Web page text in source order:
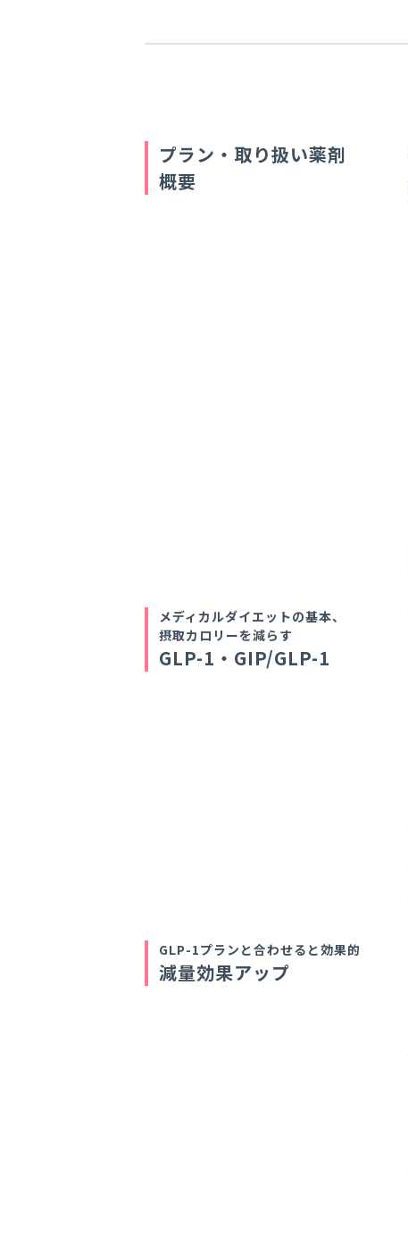
プラン・取り扱い薬剤
概要
メディカルダイエットの基本、
摂取カロリーを減らす
GLP-1・GIP/GLP-1
GLP-1プランと合わせると効果的
減量効果アップ